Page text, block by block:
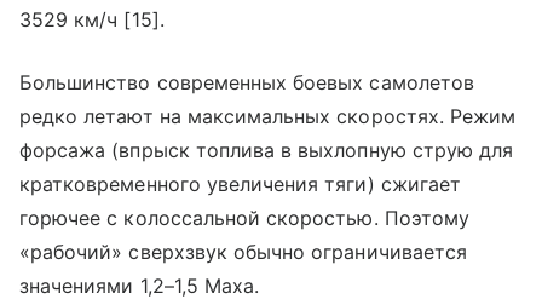
3529 км/ч [15].
Большинство современных боевых самолетов
редко летают на максимальных скоростях. Режим
форсажа (впрыск топлива в выхлопную струю для
кратковременного увеличения тяги) сжигает
горючее с колоссальной скоростью. Поэтому
«рабочий» сверхзвук обычно ограничивается
значениями 1,2–1,5 Маха.